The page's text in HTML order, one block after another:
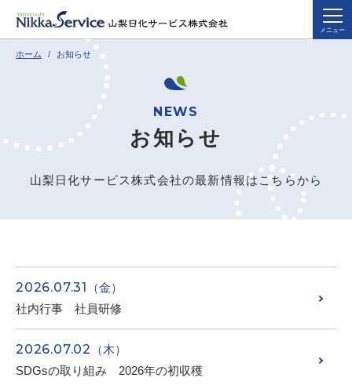
メニュー
ホーム お知らせ
お知らせ
山梨日化サービス株式会社の最新情報はこちらから
2026.07.31
（金）
社内行事 社員研修
2026.07.02
（木）
SDGsの取り組み 2026年の初収穫